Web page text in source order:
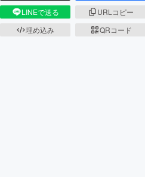
CAMPFIRE for Social Good
CAMPFIREふるさと納税
LINEで送る
URLコピー
埋め込み
QRコード